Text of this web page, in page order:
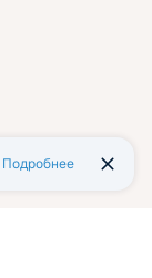
Подробнее